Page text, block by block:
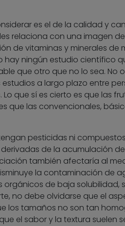
es el de la calidad y
relaciona con una imagen
de vitaminas y minerales de
hay ningún estudio científico
que otro que no lo sea. No
a largo plazo entre
que sí es cierto es que las
que las convencionales,
pesticidas ni
de la acumulación
también afectaría al
la contaminación de
orgánicos de baja solubilidad,
no debe olvidarse que el
los tamaños no son tan
el sabor y la textura suelen